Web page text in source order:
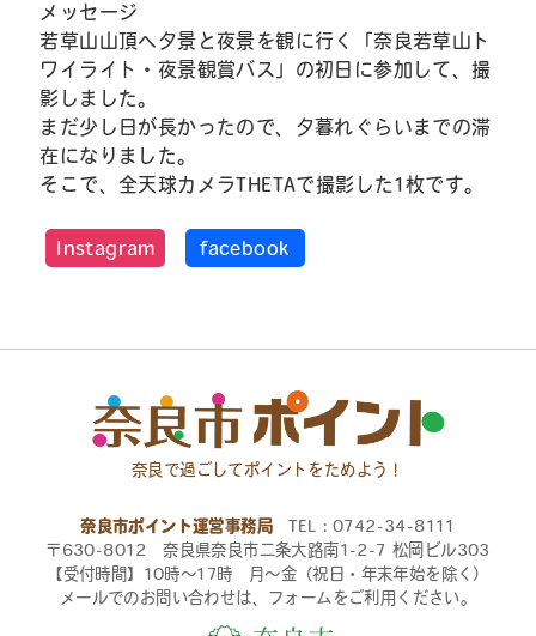
メッセージ
若草山山頂へ夕景と夜景を観に行く「奈良若草山ト
ワイライト・夜景観賞バス」の初日に参加して、撮
影しました。
まだ少し日が長かったので、夕暮れぐらいまでの滞
在になりました。
そこで、全天球カメラTHETAで撮影した1枚です。
Instagram facebook
奈良で過ごしてポイントをためよう！
奈良市ポイント運営事務局 TEL：0742-34-8111
〒630-8012 奈良県奈良市二条大路南1-2-7 松岡ビル303
【受付時間】10時〜17時 月〜金（祝日・年末年始を除く）
メールでのお問い合わせは、フォームをご利用ください。